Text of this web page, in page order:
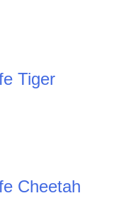
Tiger
Cheetah